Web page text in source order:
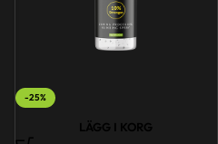
-25%
LÄGG I KORG